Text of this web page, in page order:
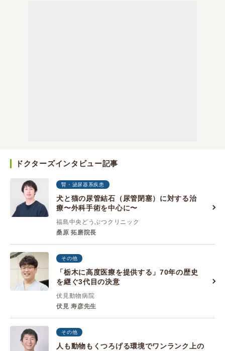
ドクターズインタビュー記事
腎・泌尿器系疾患
犬と猫の尿管結石（尿管閉塞）に対する治
療〜外科手術を中心に〜
福島中央どうぶつクリニック
桑原 拓磨院長
その他
「栃木に高度医療を提供する」70年の歴史
を継ぐ3代目の決意
伏見動物病院
伏見 寿彦先生
その他
人も動物もくつろげる環境でワンランク上の